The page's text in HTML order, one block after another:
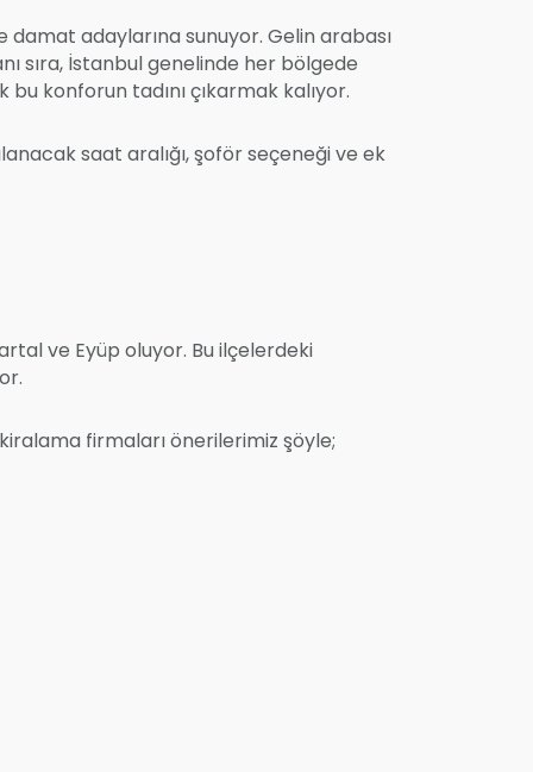
damat adaylarına sunuyor. Gelin arabası
sıra, İstanbul genelinde her bölgede
konforun tadını çıkarmak kalıyor.
saat aralığı, şoför seçeneği ve ek
ve Eyüp oluyor. Bu ilçelerdeki
firmaları önerilerimiz şöyle;